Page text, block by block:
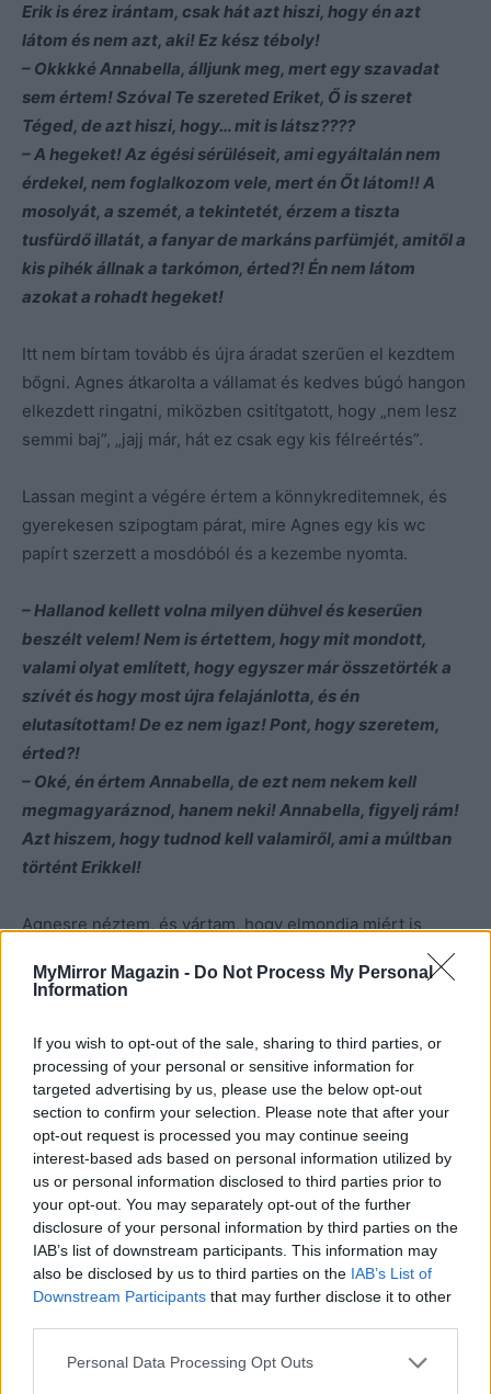
MyMirror Magazin - Do Not Process My Personal
Information
If you wish to opt-out of the sale, sharing to third parties, or
processing of your personal or sensitive information for
targeted advertising by us, please use the below opt-out
section to confirm your selection. Please note that after your
opt-out request is processed you may continue seeing
interest-based ads based on personal information utilized by
us or personal information disclosed to third parties prior to
your opt-out. You may separately opt-out of the further
disclosure of your personal information by third parties on the
IAB’s list of downstream participants. This information may
also be disclosed by us to third parties on the IAB’s List of
Downstream Participants that may further disclose it to other
Personal Data Processing Opt Outs
Erik is érez irántam, csak hát azt hiszi, hogy én azt
látom és nem azt, aki! Ez kész téboly!
– Okkkké Annabella, álljunk meg, mert egy szavadat
sem értem! Szóval Te szereted Eriket, Ő is szeret
Téged, de azt hiszi, hogy… mit is látsz????
– A hegeket! Az égési sérüléseit, ami egyáltalán nem
érdekel, nem foglalkozom vele, mert én Őt látom!! A
mosolyát, a szemét, a tekintetét, érzem a tiszta
tusfürdő illatát, a fanyar de markáns parfümjét, amitől a
kis pihék állnak a tarkómon, érted?! Én nem látom
azokat a rohadt hegeket!
Itt nem bírtam tovább és újra áradat szerűen el kezdtem
bőgni. Agnes átkarolta a vállamat és kedves búgó hangon
elkezdett ringatni, miközben csitítgatott, hogy „nem lesz
semmi baj”, „jajj már, hát ez csak egy kis félreértés”.
Lassan megint a végére értem a könnykreditemnek, és
gyerekesen szipogtam párat, mire Agnes egy kis wc
papírt szerzett a mosdóból és a kezembe nyomta.
– Hallanod kellett volna milyen dühvel és keserűen
beszélt velem! Nem is értettem, hogy mit mondott,
valami olyat említett, hogy egyszer már összetörték a
szívét és hogy most újra felajánlotta, és én
elutasítottam! De ez nem igaz! Pont, hogy szeretem,
érted?!
– Oké, én értem Annabella, de ezt nem nekem kell
megmagyaráznod, hanem neki! Annabella, figyelj rám!
Azt hiszem, hogy tudnod kell valamiről, ami a múltban
történt Erikkel!
Agnesre néztem, és vártam, hogy elmondja miért is
megbántotta, és arra készítette, hogy visszavonuljon az
nem csak a hegekről van szó, itt történt más is a múltban.
– Eriknek volt egy nagyon nagy szerelme régen, még jó
pár évvel ezelőtt – kezdte Agnes a történetet.
– Nem gondolta senki, hogy ennek a kapcsolatnak ne
házasság és egy rakás gyerek lenne a boldog
kimenetele. De aztán a lány megváltozott és az
egyetem után egy jól menő ügyvédi cégnél kapott
állást. Erik egyre többet beszélt a családról és a közös
otthonról, Kate pedig egyre többet a munkáról és a
karrierről. Nick és én már láttuk a baljós jeleket, de nem
lehetett Erikkel beszélni, imádta Kate-et. Aztán egy